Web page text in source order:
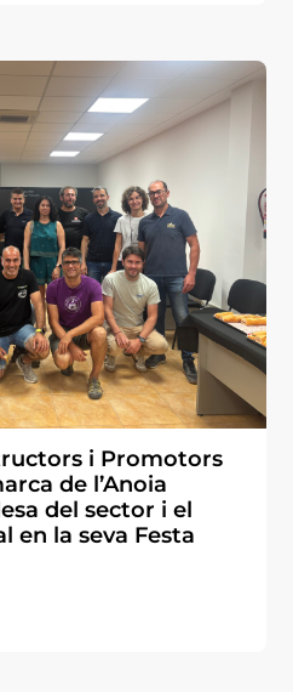
i Promotors
de l’Anoia
del sector i el
en la seva Festa